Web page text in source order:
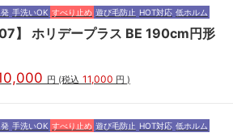
手洗いOK すべり止め 遊び毛防止 HOT対応 低ホルム
】 ホリデープラス BE 190cm円形
円 (税込 11,000 円 )
手洗いOK すべり止め 遊び毛防止 HOT対応 低ホルム